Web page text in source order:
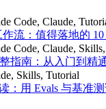
Code, Claude,
作流：值得落地的
Code, Claude,
指南：从入门到精
Skills, Tutorial
：用 Evals 与基准